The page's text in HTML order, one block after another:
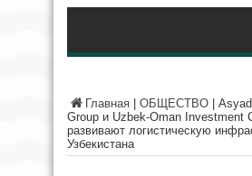
Главная ОБЩЕСТВО
Group и Uzbek-Oman Investment
развивают логистическую
Узбекистана